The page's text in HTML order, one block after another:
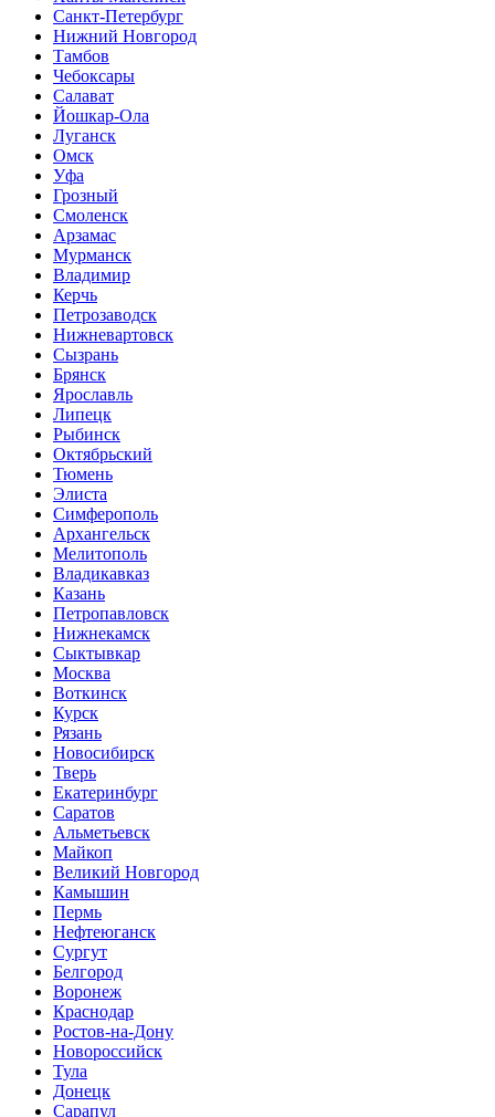
Санкт-Петербург
Нижний Новгород
Тамбов
Чебоксары
Салават
Йошкар-Ола
Луганск
Омск
Уфа
Грозный
Смоленск
Арзамас
Мурманск
Владимир
Керчь
Петрозаводск
Нижневартовск
Сызрань
Брянск
Ярославль
Липецк
Рыбинск
Октябрьский
Тюмень
Элиста
Симферополь
Архангельск
Мелитополь
Владикавказ
Казань
Петропавловск
Нижнекамск
Сыктывкар
Москва
Воткинск
Курск
Рязань
Новосибирск
Тверь
Екатеринбург
Саратов
Альметьевск
Майкоп
Великий Новгород
Камышин
Пермь
Нефтеюганск
Сургут
Белгород
Воронеж
Краснодар
Ростов-на-Дону
Новороссийск
Тула
Донецк
Сарапул